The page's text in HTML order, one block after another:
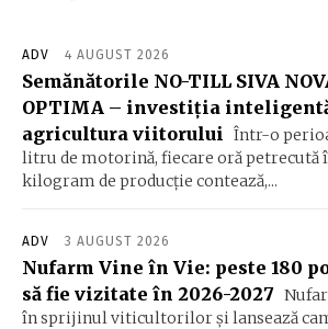
ADV 4 AUGUST 2026
Semănătorile NO-TILL SIVA
OPTIMA – investiția
agricultura viitorului
Într-o
litru de motorină, fiecare oră petrecută
kilogram de producție contează,...
ADV 3 AUGUST 2026
Nufarm Vine în Vie: peste 180
să fie vizitate în 2026-2027
în sprijinul viticultorilor și lansează